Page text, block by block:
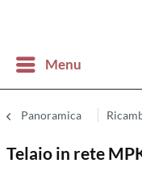
Menu
Panoramica
Telaio in rete